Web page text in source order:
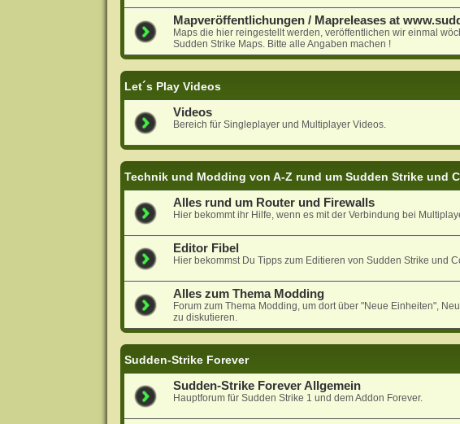
Mapveröffentlichungen / Mapreleases at
Maps die hier reingestellt werden, veröffentlichen wir einmal
Sudden Strike Maps. Bitte alle Angaben machen !
Let´s Play Videos
Videos
Bereich für Singleplayer und Multiplayer Videos.
Technik und Modding von A-Z rund um Sudden Strike und
Alles rund um Router und Firewalls
Hier bekommt ihr Hilfe, wenn es mit der Verbindung bei
Editor Fibel
Hier bekommst Du Tipps zum Editieren von Sudden Strike und
Alles zum Thema Modding
Forum zum Thema Modding, um dort über "Neue Einheiten",
zu diskutieren.
Sudden-Strike Forever
Sudden-Strike Forever Allgemein
Hauptforum für Sudden Strike 1 und dem Addon Forever.